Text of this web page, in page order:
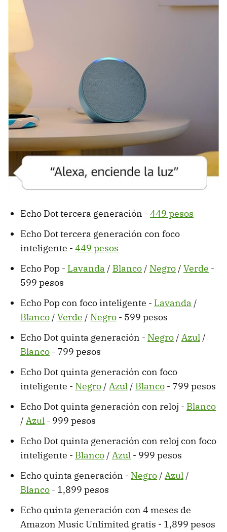
Echo Dot tercera generación - 449 pesos
Echo Dot tercera generación con foco
inteligente - 449 pesos
Echo Pop - Lavanda / Blanco / Negro / Verde -
599 pesos
Echo Pop con foco inteligente - Lavanda /
Blanco / Verde / Negro - 599 pesos
Echo Dot quinta generación - Negro / Azul /
Blanco - 799 pesos
Echo Dot quinta generación con foco
inteligente - Negro / Azul / Blanco - 799 pesos
Echo Dot quinta generación con reloj - Blanco
/ Azul - 999 pesos
Echo Dot quinta generación con reloj con foco
inteligente - Blanco / Azul - 999 pesos
Echo quinta generación - Negro / Azul /
Blanco - 1,899 pesos
Echo quinta generación con 4 meses de
Amazon Music Unlimited gratis - 1,899 pesos